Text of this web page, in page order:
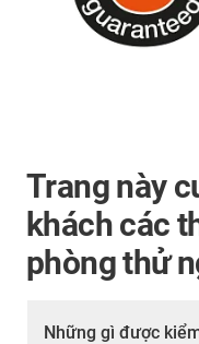
Trang này
khách các
phòng thử
Những gì được